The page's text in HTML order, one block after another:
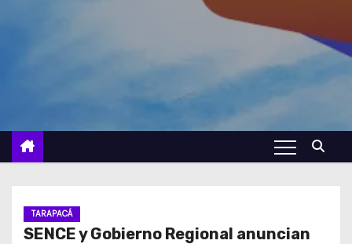
TARAPACÁ
SENCE y Gobierno Regional anuncian